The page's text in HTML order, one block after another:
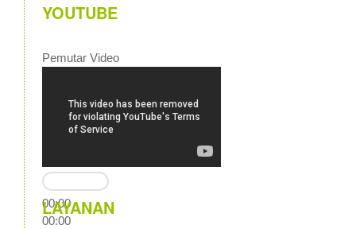
YOUTUBE
Pemutar Video
00:00
00:00
LAYANAN